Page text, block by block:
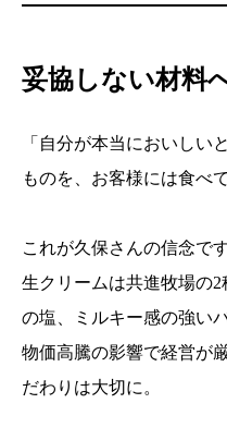
妥協しない材料
「自分が本当においしい
ものを、お客様には食べ
これが久保さんの信念です
生クリームは共進牧場の
の塩、ミルキー感の強い
物価高騰の影響で経営が
だわりは大切に。